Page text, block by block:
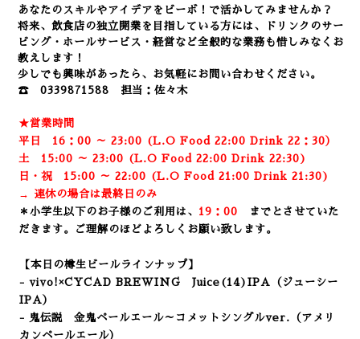
あなたのスキルやアイデアをビーボ！で活かしてみませんか？
将来、飲食店の独立開業を目指している方には、ドリンクのサー
ビング・ホールサービス・経営など全般的な業務も惜しみなくお
教えします！
少しでも興味があったら、お気軽にお問い合わせください。
☎ 0339871588 担当：佐々木
★営業時間
平日 16：00 ～ 23:00 (L.O Food 22:00 Drink 22：30）
土 15:00 ～ 23:00 (L.O Food 22:00 Drink 22:30)
日・祝 15:00 ～ 22:00 (L.O Food 21:00 Drink 21:30)
→ 連休の場合は最終日のみ
＊小学生以下のお子様のご利用は、 19：00
までとさせていた
だきます。ご理解のほどよろしくお願い致します。
【本日の樽生ビールラインナップ】
- vivo!×CYCAD BREWING Juice(14)IPA （ジューシー
IPA）
- 鬼伝説 金鬼ペールエール～コメットシングルver.（アメリ
カンペールエール）